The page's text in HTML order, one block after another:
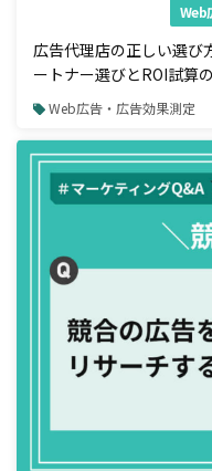
Web
広告代理店の正しい選
ートナー選びとROI試算
Web広告・広告効果測定